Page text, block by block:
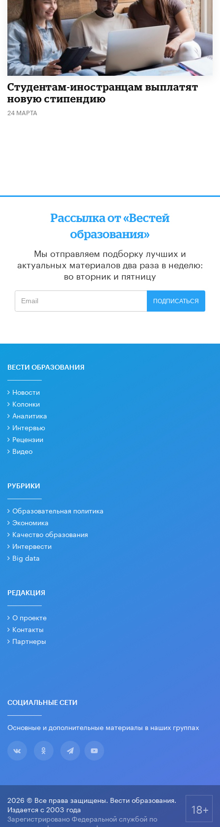
Студентам-иностранцам выплатят
новую стипендию
24 МАРТА
Рассылка от «Вестей
образования»
Мы отправляем подборку лучших и
актуальных материалов два раза в неделю:
во вторник и пятницу
ПОДПИСАТЬСЯ
ВЕСТИ ОБРАЗОВАНИЯ
Новости
Колонки
Аналитика
Интервью
Рецензии
Видео
РУБРИКИ
Образовательная политика
Экономика
Качество образования
Интервести
Big data
РЕДАКЦИЯ
О проекте
Контакты
Партнеры
СОЦИАЛЬНЫЕ СЕТИ
Основные и дополнительные материалы в наших группах
2026 © Все права защищены. Вести образования.
Издается с 2003 года
Зарегистрировано Федеральной службой по
18+